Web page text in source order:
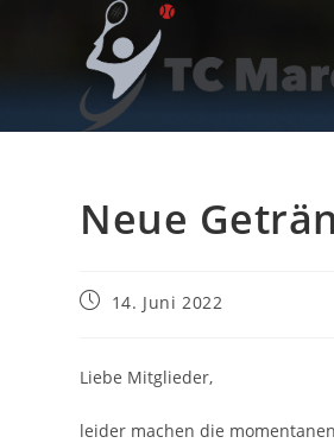
Neue
Beitrag14. Juni 2022
Liebe Mitglieder,
leider machen die